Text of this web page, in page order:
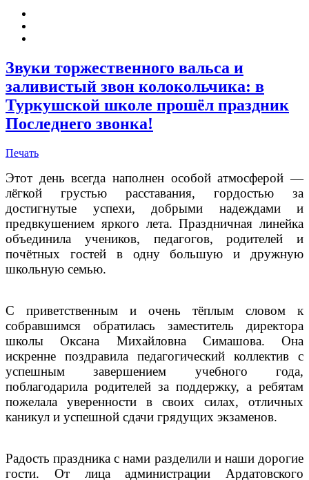
Звуки торжественного вальса и
заливистый звон колокольчика: в
Туркушской школе прошёл праздник
Последнего звонка!
Печать
Этот день всегда наполнен особой атмосферой —
лёгкой грустью расставания, гордостью за
достигнутые успехи, добрыми надеждами и
предвкушением яркого лета. Праздничная линейка
объединила учеников, педагогов, родителей и
почётных гостей в одну большую и дружную
школьную семью.
С приветственным и очень тёплым словом к
собравшимся обратилась заместитель директора
школы Оксана Михайловна Симашова. Она
искренне поздравила педагогический коллектив с
успешным завершением учебного года,
поблагодарила родителей за поддержку, а ребятам
пожелала уверенности в своих силах, отличных
каникул и успешной сдачи грядущих экзаменов.
Радость праздника с нами разделили и наши дорогие
гости. От лица администрации Ардатовского